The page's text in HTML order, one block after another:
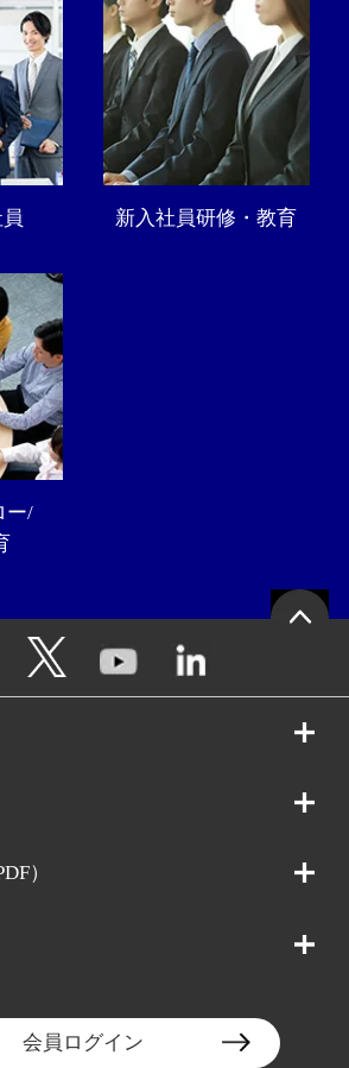
新入社員研修・教育
ー/
）
会員ログイン